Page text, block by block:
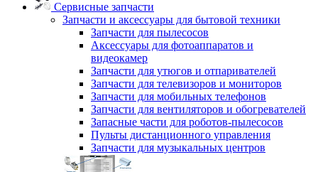
Сервисные запчасти
Запчасти и аксессуары для бытовой техники
Запчасти для пылесосов
Аксессуары для фотоаппаратов и
видеокамер
Запчасти для утюгов и отпаривателей
Запчасти для телевизоров и мониторов
Запчасти для мобильных телефонов
Запчасти для вентиляторов и обогревателей
Запасные части для роботов-пылесосов
Пульты дистанционного управления
Запчасти для музыкальных центров